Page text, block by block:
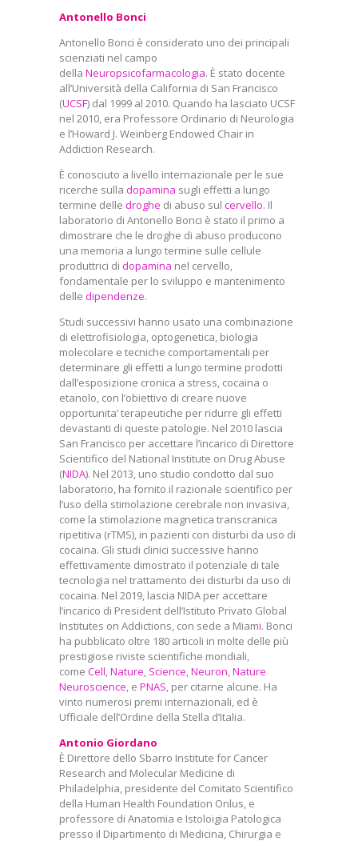
Antonello Bonci
Antonello Bonci è considerato uno dei principali
scienziati nel campo
della Neuropsicofarmacologia. È stato docente
all’Università della California di San Francisco
(UCSF) dal 1999 al 2010. Quando ha lasciato UCSF
nel 2010, era Professore Ordinario di Neurologia
e l’Howard J. Weinberg Endowed Chair in
Addiction Research.
È conosciuto a livello internazionale per le sue
ricerche sulla dopamina sugli effetti a lungo
termine delle droghe di abuso sul cervello. Il
laboratorio di Antonello Bonci è stato il primo a
dimostrare che le droghe di abuso producono
una memoria a lungo termine sulle cellule
produttrici di dopamina nel cervello,
fondamentale per lo sviluppo e mantenimento
delle dipendenze.
Studi successivi hanno usato una combinazione
di elettrofisiologia, optogenetica, biologia
molecolare e tecniche comportamentali per
determinare gli effetti a lungo termine prodotti
dall’esposizione cronica a stress, cocaina o
etanolo, con l’obiettivo di creare nuove
opportunita’ terapeutiche per ridurre gli effetti
devastanti di queste patologie. Nel 2010 lascia
San Francisco per accettare l’incarico di Direttore
Scientifico del National Institute on Drug Abuse
(NIDA). Nel 2013, uno studio condotto dal suo
laboratorio, ha fornito il razionale scientifico per
l’uso della stimolazione cerebrale non invasiva,
come la stimolazione magnetica transcranica
ripetitiva (rTMS), in pazienti con disturbi da uso di
cocaina. Gli studi clinici successive hanno
effettivamente dimostrato il potenziale di tale
tecnologia nel trattamento dei disturbi da uso di
cocaina. Nel 2019, lascia NIDA per accettare
l’incarico di President dell’Istituto Privato Global
Institutes on Addictions, con sede a Miami. Bonci
ha pubblicato oltre 180 articoli in molte delle più
prestigiose riviste scientifiche mondiali,
come Cell,Nature, Science,Neuron,Nature
Neuroscience, e PNAS, per citarne alcune. Ha
vinto numerosi premi internazionali, ed è
Ufficiale dell’Ordine della Stella d’Italia.
Antonio Giordano
È Direttore dello Sbarro Institute for Cancer
Research and Molecular Medicine di
Philadelphia, presidente del Comitato Scientifico
della Human Health Foundation Onlus, e
professore di Anatomia e Istoloigia Patologica
presso il Dipartimento di Medicina, Chirurgia e